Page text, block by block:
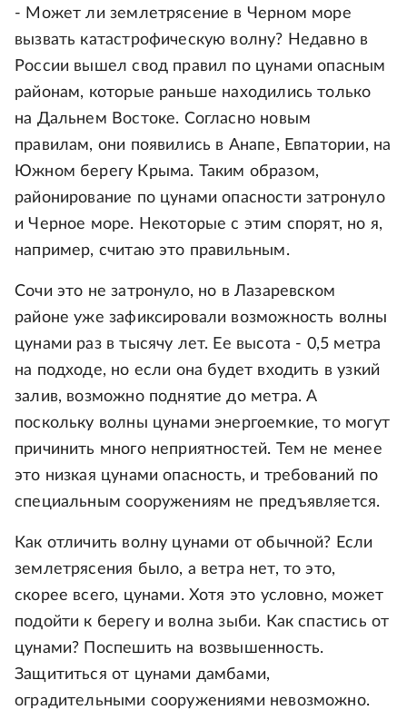
- Может ли землетрясение в Черном море
вызвать катастрофическую волну? Недавно в
России вышел свод правил по цунами опасным
районам, которые раньше находились только
на Дальнем Востоке. Согласно новым
правилам, они появились в Анапе, Евпатории, на
Южном берегу Крыма. Таким образом,
районирование по цунами опасности затронуло
и Черное море. Некоторые с этим спорят, но я,
например, считаю это правильным.
Сочи это не затронуло, но в Лазаревском
районе уже зафиксировали возможность волны
цунами раз в тысячу лет. Ее высота - 0,5 метра
на подходе, но если она будет входить в узкий
залив, возможно поднятие до метра. А
поскольку волны цунами энергоемкие, то могут
причинить много неприятностей. Тем не менее
это низкая цунами опасность, и требований по
специальным сооружениям не предъявляется.
Как отличить волну цунами от обычной? Если
землетрясения было, а ветра нет, то это,
скорее всего, цунами. Хотя это условно, может
подойти к берегу и волна зыби. Как спастись от
цунами? Поспешить на возвышенность.
Защититься от цунами дамбами,
оградительными сооружениями невозможно.